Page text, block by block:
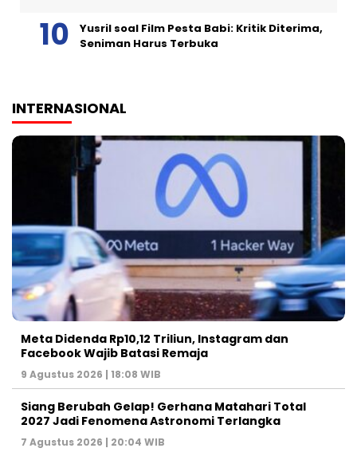
Yusril soal Film Pesta Babi: Kritik Diterima,
Seniman Harus Terbuka
INTERNASIONAL
Meta Didenda Rp10,12 Triliun, Instagram dan
Facebook Wajib Batasi Remaja
9 Agustus 2026 | 18:08 WIB
Siang Berubah Gelap! Gerhana Matahari Total
2027 Jadi Fenomena Astronomi Terlangka
7 Agustus 2026 | 20:04 WIB